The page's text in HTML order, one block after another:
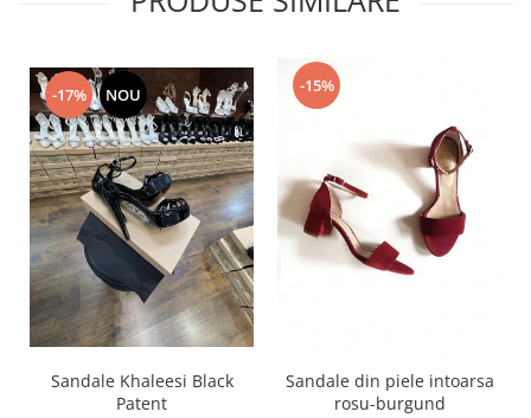
-17% NOU
Sandale Khaleesi Black
Patent
-15%
Sandale din piele intoarsa
rosu-burgund